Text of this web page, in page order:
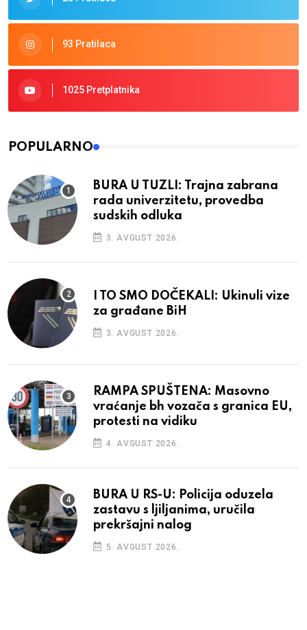
93 Pratilaca
1025 Pretplatnika
POPULARNO
BURA U TUZLI: Trajna zabrana
rada univerzitetu, provedba
sudskih odluka
3. AVGUST 2026.
I TO SMO DOČEKALI: Ukinuli vize
za građane BiH
3. AVGUST 2026.
RAMPA SPUŠTENA: Masovno
vraćanje bh vozača s granica EU,
protesti na vidiku
4. AVGUST 2026.
BURA U RS-U: Policija oduzela
zastavu s ljiljanima, uručila
prekršajni nalog
5. AVGUST 2026.